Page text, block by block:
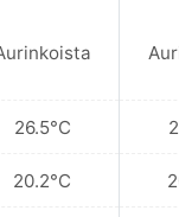
26.5°C
20.2°C